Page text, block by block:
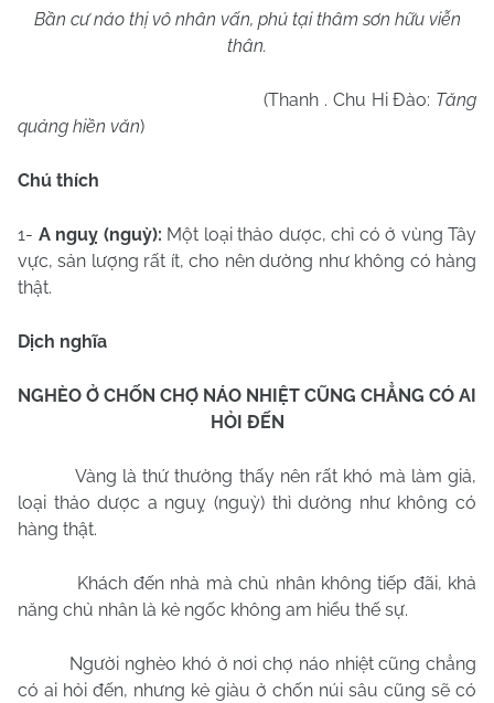
Bần cư náo thị vô nhân vấn, phú tại thâm sơn hữu viễn
thân.
(Thanh . Chu Hi Đào: Tăng
quảng hiền văn)
Chú thích
1- A nguỵ (nguỳ): Một loại thảo dược, chỉ có ở vùng Tây
vực, sản lượng rất ít, cho nên dường như không có hàng
thật.
Dịch nghĩa
NGHÈO Ở CHỐN CHỢ NÁO NHIỆT CŨNG CHẲNG CÓ AI
HỎI ĐẾN
Vàng là thứ thường thấy nên rất khó mà làm giả,
loại thảo dược a nguỵ (nguỳ) thì dường như không có
hàng thật.
Khách đến nhà mà chủ nhân không tiếp đãi, khả
năng chủ nhân là kẻ ngốc không am hiểu thế sự.
Người nghèo khó ở nơi chợ náo nhiệt cũng chẳng
có ai hỏi đến, nhưng kẻ giàu ở chốn núi sâu cũng sẽ có